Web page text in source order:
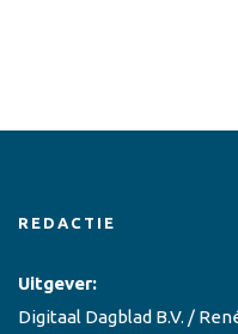
REDACTIE
Uitgever:
Digitaal Dagblad B.V. /